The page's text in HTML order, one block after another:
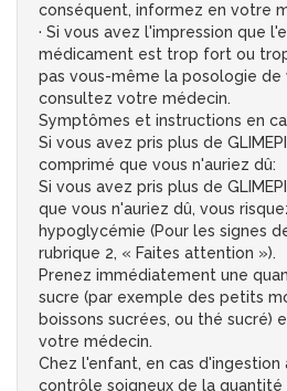
conséquent, informez en votre
· Si vous avez l'impression que
médicament est trop fort ou
pas vous-même la posologie
consultez votre médecin.
Symptômes et instructions en
Si vous avez pris plus de
comprimé que vous n'auriez dû:
Si vous avez pris plus de
que vous n'auriez dû, vous
hypoglycémie (Pour les signes
rubrique 2, « Faites attention »).
Prenez immédiatement une
sucre (par exemple des petits
boissons sucrées, ou thé sucré)
votre médecin.
Chez l'enfant, en cas d'ingestion
contrôle soigneux de la